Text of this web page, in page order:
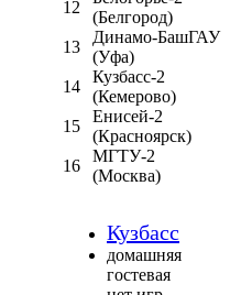
12
(Белгород)
13
Динамо-БашГАУ
(Уфа)
14
Кузбасс-2
(Кемерово)
15
Енисей-2
(Красноярск)
16
МГТУ-2
(Москва)
Кузбасс
домашняя
гостевая